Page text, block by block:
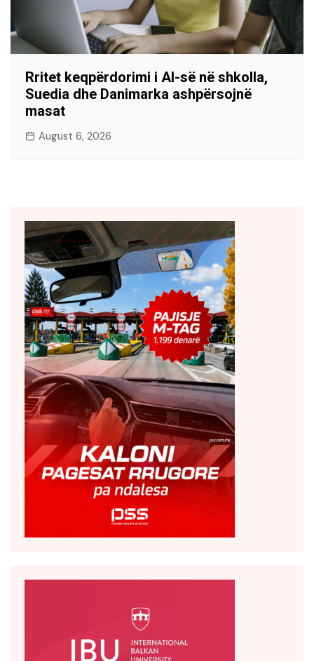
Rritet keqpërdorimi i AI-së në shkolla,
Suedia dhe Danimarka ashpërsojnë
masat
August 6, 2026